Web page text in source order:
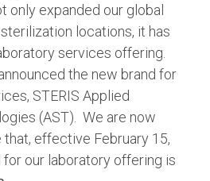
only expanded our global
locations, it has
services offering.
the new brand for
STERIS Applied
(AST). We are now
effective February 15,
for our laboratory offering is